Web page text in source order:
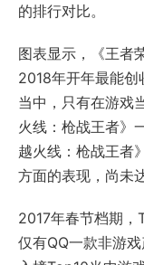
的排行对比。
图表显示，《王者
2018年开年最能创
当中，只有在游戏
火线：枪战王者》
越火线：枪战王者
方面的表现，尚未
2017年春节档期，
仅有QQ一款非游